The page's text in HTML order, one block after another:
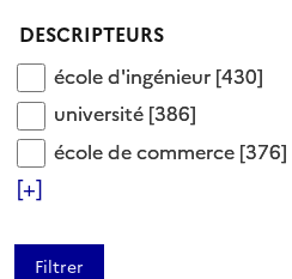
Descripteurs
DESCRIPTEURS
école d'ingénieur
école d'ingénieur [430]
université
université [386]
école de commerce
école de commerce [376]
[+]
Ajouter le résultat au panier
Etendre la recherche sur
niveau(x) vers le bas